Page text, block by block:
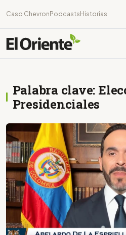
Caso Chevron Podcasts Historias
Palabra clave:
Presidenciales